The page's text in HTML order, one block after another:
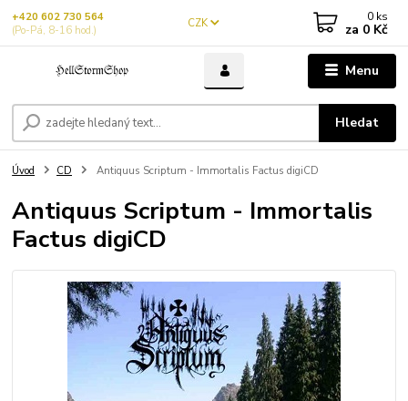
Menu
CZK
Hledat
+420 602 730 564
(Po-Pá, 8-16 hod.)
0 ks
za 0 Kč
Úvod CD Antiquus Scriptum - Immortalis Factus digiCD
Antiquus Scriptum - Immortalis
Factus digiCD